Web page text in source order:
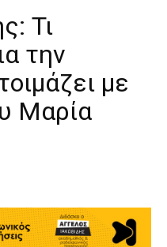
Τι
την
με
Μαρία